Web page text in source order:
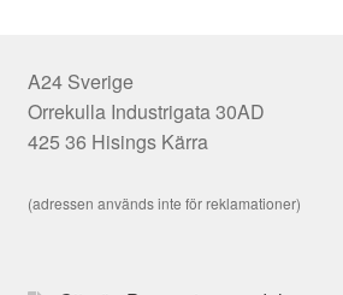
A24 Sverige
Orrekulla Industrigata 30AD
425 36 Hisings Kärra
(adressen används inte för reklamationer)